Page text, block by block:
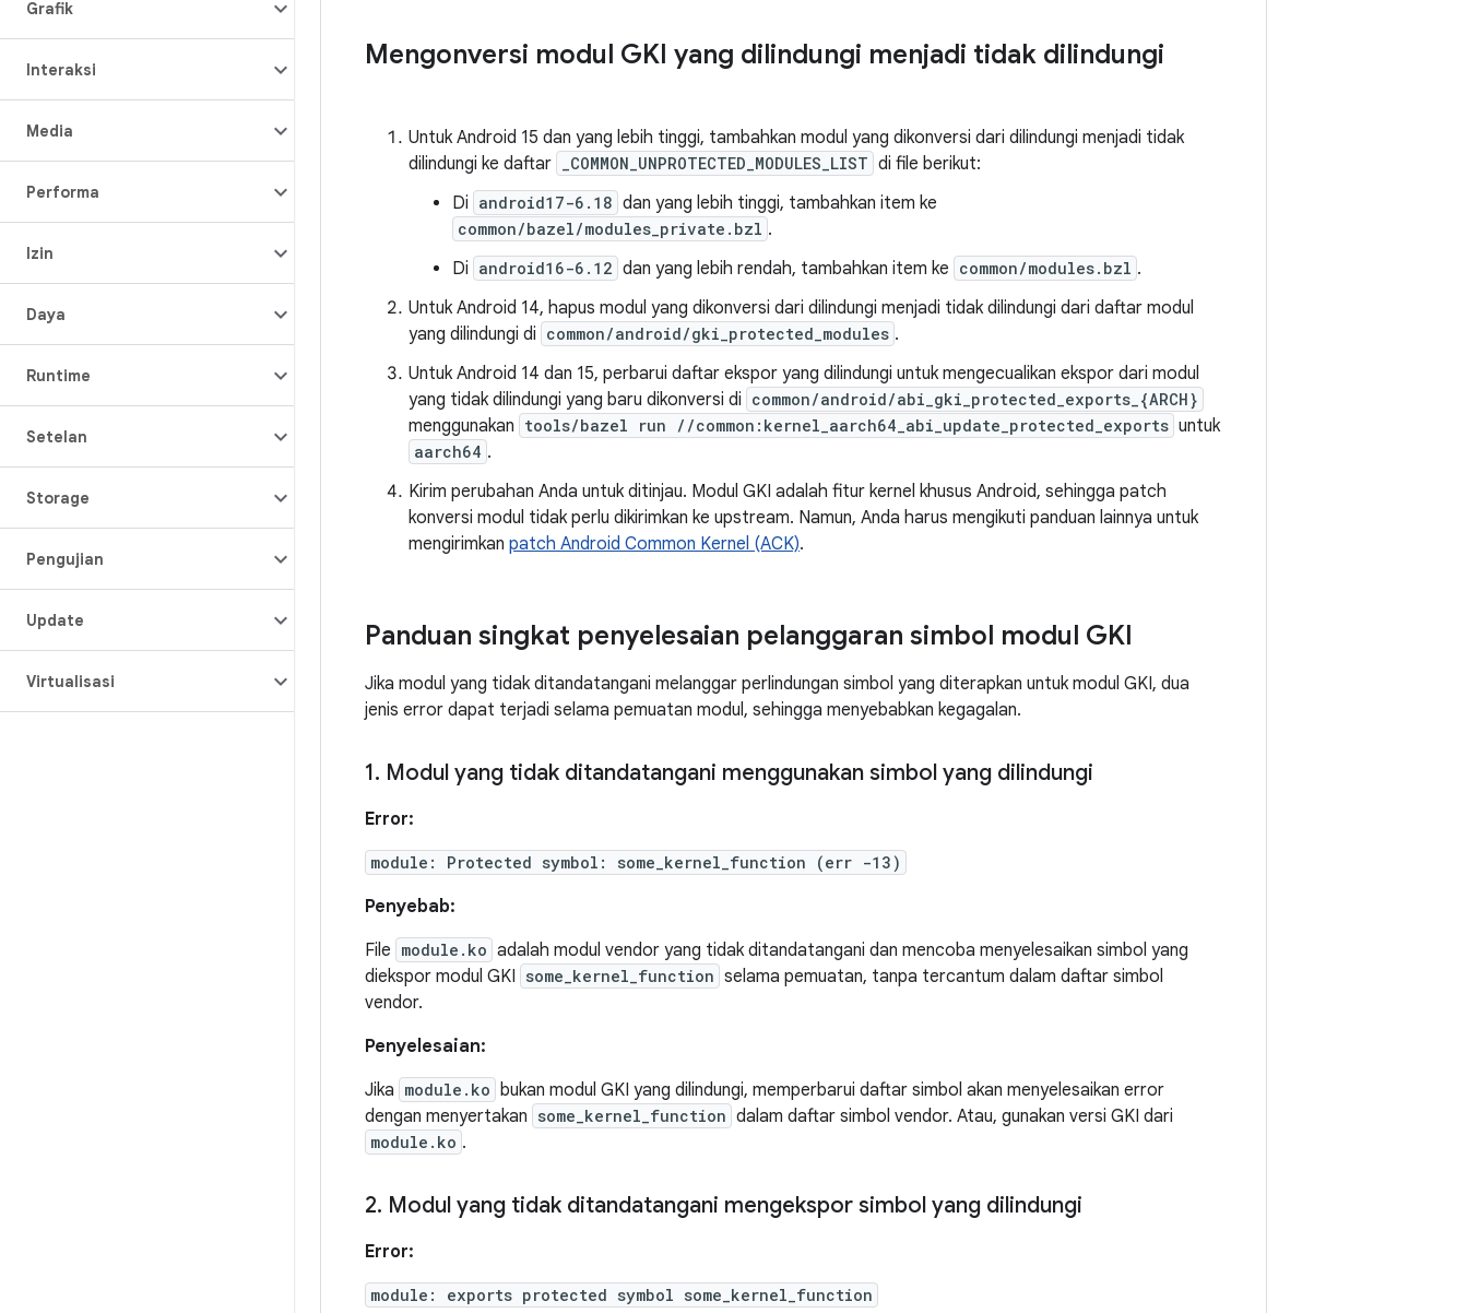
Grafik
Interaksi
Media
Performa
Izin
Daya
Runtime
Setelan
Storage
Pengujian
Update
Virtualisasi
Mengonversi modul GKI yang dilindungi menjadi tidak dilindungi
Untuk Android 15 dan yang lebih tinggi, tambahkan modul yang dikonversi dari dilindungi menjadi tidak
dilindungi ke daftar
_COMMON_UNPROTECTED_MODULES_LIST di file berikut:
Di android17-6.18 dan yang lebih tinggi, tambahkan item ke
common/bazel/modules_private.bzl .
Di android16-6.12 dan yang lebih rendah, tambahkan item ke common/modules.bzl .
Untuk Android 14, hapus modul yang dikonversi dari dilindungi menjadi tidak dilindungi dari daftar modul
yang dilindungi di common/android/gki_protected_modules .
Untuk Android 14 dan 15, perbarui daftar ekspor yang dilindungi untuk mengecualikan ekspor dari modul
yang tidak dilindungi yang baru dikonversi di common/android/abi_gki_protected_exports_{ARCH}
menggunakan tools/bazel run //common:kernel_aarch64_abi_update_protected_exports untuk
aarch64 .
Kirim perubahan Anda untuk ditinjau. Modul GKI adalah fitur kernel khusus Android, sehingga patch
konversi modul tidak perlu dikirimkan ke upstream. Namun, Anda harus mengikuti panduan lainnya untuk
mengirimkan patch Android Common Kernel (ACK).
Panduan singkat penyelesaian pelanggaran simbol modul GKI
Jika modul yang tidak ditandatangani melanggar perlindungan simbol yang diterapkan untuk modul GKI, dua
jenis error dapat terjadi selama pemuatan modul, sehingga menyebabkan kegagalan.
1. Modul yang tidak ditandatangani menggunakan simbol yang dilindungi
Error:
module: Protected symbol: some_kernel_function (err -13)
Penyebab:
File module.ko adalah modul vendor yang tidak ditandatangani dan mencoba menyelesaikan simbol yang
diekspor modul GKI some_kernel_function selama pemuatan, tanpa tercantum dalam daftar simbol
vendor.
Penyelesaian:
Jika module.ko bukan modul GKI yang dilindungi, memperbarui daftar simbol akan menyelesaikan error
dengan menyertakan some_kernel_function dalam daftar simbol vendor. Atau, gunakan versi GKI dari
module.ko .
2. Modul yang tidak ditandatangani mengekspor simbol yang dilindungi
Error:
module: exports protected symbol some_kernel_function